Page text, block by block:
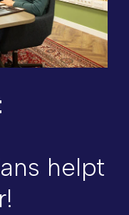
helpt